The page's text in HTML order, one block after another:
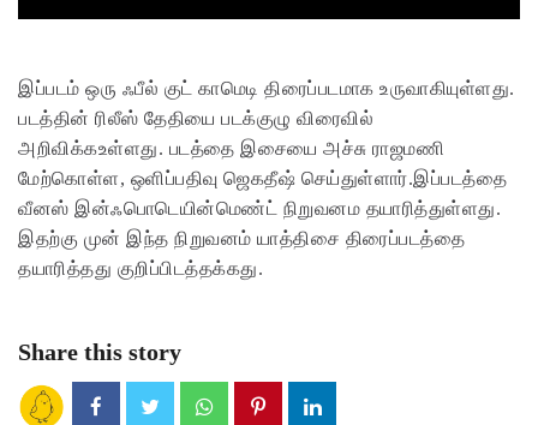
இப்படம் ஒரு ஃபீல் குட் காமெடி திரைப்படமாக உருவாகியுள்ளது.
படத்தின் ரிலீஸ் தேதியை படக்குழு விரைவில்
அறிவிக்கஉள்ளது. படத்தை இசையை அச்சு ராஜமணி
மேற்கொள்ள, ஒளிப்பதிவு ஜெகதீஷ் செய்துள்ளார்.இப்படத்தை
வீனஸ் இன்ஃபொடெயின்மெண்ட் நிறுவனம தயாரித்துள்ளது.
இதற்கு முன் இந்த நிறுவனம் யாத்திசை திரைப்படத்தை
தயாரித்தது குறிப்பிடத்தக்கது.
Share this story